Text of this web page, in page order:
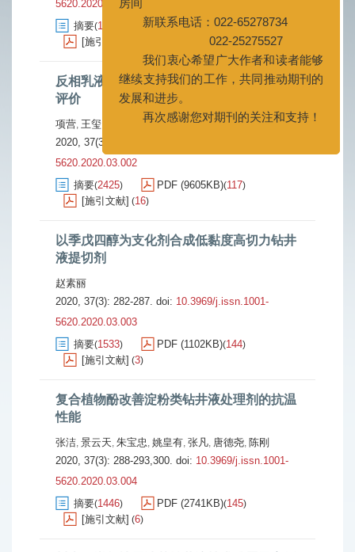
5620.2020.03.001
摘要(1776 PDF (2372KB)(298)
[施引文献]
反相乳液聚合法合成凝胶微球及其封堵性能
评价
项营, 王玺 邓正强,李万军, 叶禹,周海秋
2020, 37(3): 275-281.
5620.2020.03.002
摘要(2425) PDF (9605KB)(117)
[施引文献] (16)
以季戊四醇为支化剂合成低黏度高切力钻井
液提切剂
赵素丽
2020, 37(3): 282-287. doi: 10.3969/j.issn.1001-
5620.2020.03.003
摘要(1533) PDF (1102KB)(144)
[施引文献] (3)
复合植物酚改善淀粉类钻井液处理剂的抗温
性能
张洁, 景云天, 朱宝忠, 姚皇有, 张凡, 唐德尧, 陈刚
2020, 37(3): 288-293,300. doi: 10.3969/j.issn.1001-
5620.2020.03.004
摘要(1446) PDF (2741KB)(145)
[施引文献] (6)
022-25275527
我们衷心希望广大作者和读者能够
继续支持我们的工作，共同推动期刊的
发展和进步。
再次感谢您对期刊的关注和支持！